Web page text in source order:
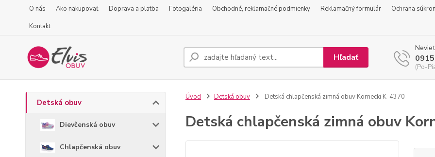
O nás Ako nakupovať Doprava a platba Fotogaléria Obchodné, reklamačné podmienky Reklamačný formulár
Ochrana
Kontakt
Hľadať
(Po-
Detská obuv
Dievčenská obuv
Chlapčenská obuv
Úvod Detská obuv Detská chlapčenská zimná obuv Kornecki K-4370
Detská chlapčenská zimná obuv